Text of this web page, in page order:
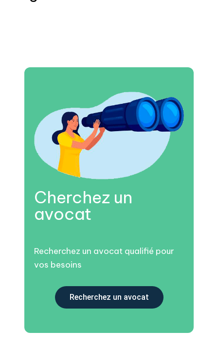
Cherchez un
avocat
Recherchez un avocat qualifié pour
vos besoins
Recherchez un avocat